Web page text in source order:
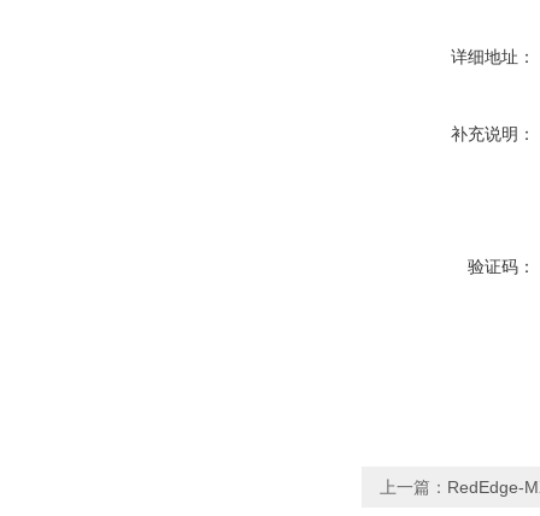
详细地址：
补充说明：
验证码：
上一篇： RedEdge-